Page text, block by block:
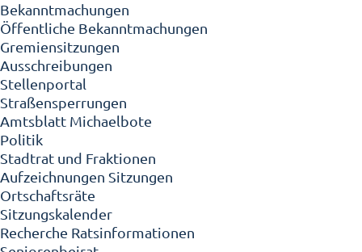
Bekanntmachungen
Öffentliche Bekanntmachungen
Gremiensitzungen
Ausschreibungen
Stellenportal
Straßensperrungen
Amtsblatt Michaelbote
Politik
Stadtrat und Fraktionen
Aufzeichnungen Sitzungen
Ortschaftsräte
Sitzungskalender
Recherche Ratsinformationen